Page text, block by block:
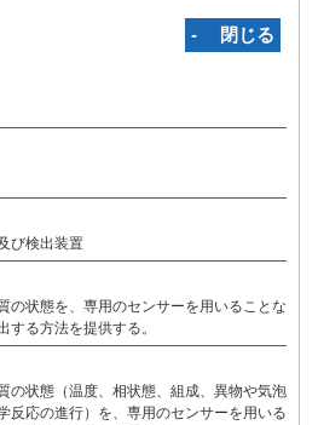
‐ 閉じる
び検出装置
の状態を、専用のセンサーを用いることな
する方法を提供する。
の状態（温度、相状態、組成、異物や気泡
反応の進行）を、専用のセンサーを用いる